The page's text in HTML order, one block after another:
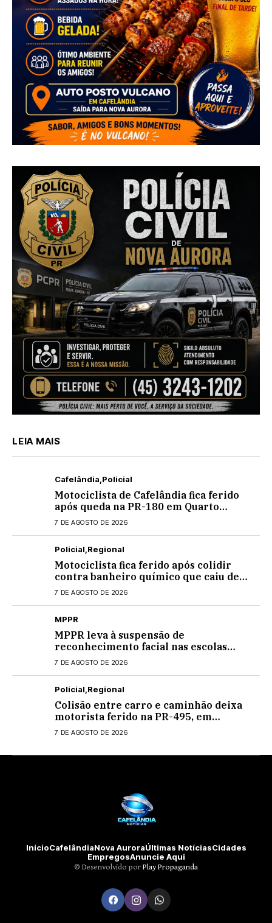
LEIA MAIS
Cafelândia Policial
Motociclista de Cafelândia fica ferido
após queda na PR-180 em Quarto
Centenário
7 DE AGOSTO DE 2026
Policial Regional
Motociclista fica ferido após colidir
contra banheiro químico que caiu de
caminhão na PRC-467, em Cascavel
7 DE AGOSTO DE 2026
MPPR
MPPR leva à suspensão de
reconhecimento facial nas escolas
estaduais
7 DE AGOSTO DE 2026
Policial Regional
Colisão entre carro e caminhão deixa
motorista ferido na PR-495, em
Medianeira
7 DE AGOSTO DE 2026
InícioCafelândiaNova AuroraÚltimas NotíciasCidades
EmpregosAnuncie Aqui
©️ Desenvolvido por Play Propaganda